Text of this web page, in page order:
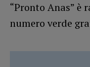
“Pronto Anas” è
numero verde